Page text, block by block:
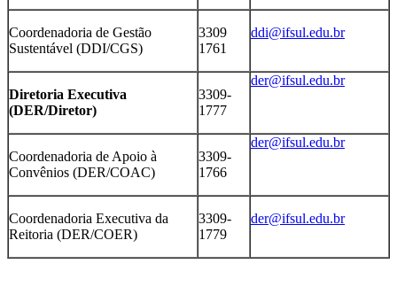
Coordenadoria de Gestão
Sustentável (DDI/CGS)
3309
1761
ddi@ifsul.edu.br
Diretoria Executiva
(DER/Diretor)
3309-
1777
der@ifsul.edu.br
Coordenadoria de Apoio à
Convênios (DER/COAC)
3309-
1766
der@ifsul.edu.br
Coordenadoria Executiva da
Reitoria (DER/COER)
3309-
1779
der@ifsul.edu.br